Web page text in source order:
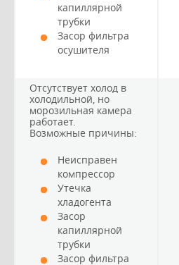
капиллярной
трубки
Засор фильтра
осушителя
Отсутствует холод в
холодильной, но
морозильная камера
работает.
Возможные причины:
Неисправен
компрессор
Утечка
хладогента
Засор
капиллярной
трубки
Засор фильтра